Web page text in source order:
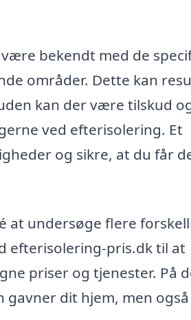
bekendt med de
områder. Dette kan
kan der være tilskud
ved efterisolering. Et
og sikre, at du får
at undersøge flere
efterisolering-pris.dk til at
priser og tjenester. På
dit hjem, men